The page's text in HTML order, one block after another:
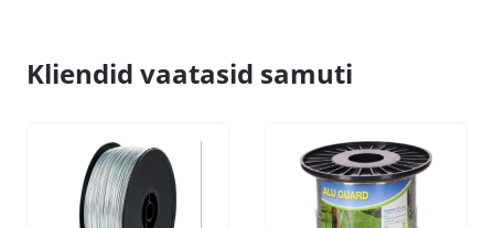
Kliendid vaatasid samuti